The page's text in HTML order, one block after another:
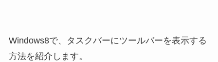
Windows8で、タスクバーにツールバーを表示する
方法を紹介します。